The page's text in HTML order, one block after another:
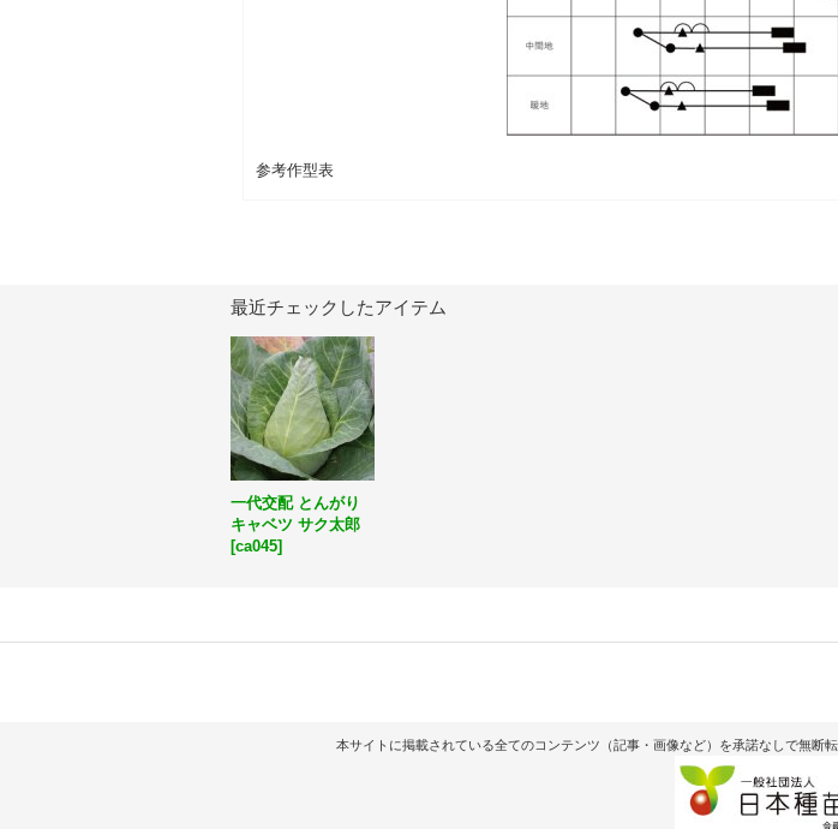
参考作型表
最近チェックしたアイテム
一代交配 とんがり
キャベツ サク太郎
[ca045]
本サイトに掲載されている全てのコンテンツ（記事・画像など）を承諾なしで無断